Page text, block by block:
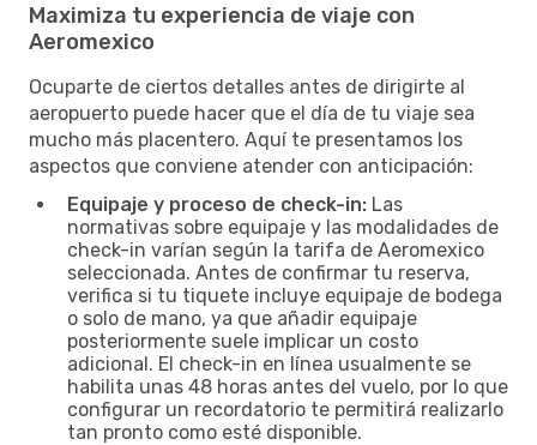
Maximiza tu experiencia de viaje con
Aeromexico
Ocuparte de ciertos detalles antes de dirigirte al
aeropuerto puede hacer que el día de tu viaje sea
mucho más placentero. Aquí te presentamos los
aspectos que conviene atender con anticipación:
Equipaje y proceso de check-in: Las
normativas sobre equipaje y las modalidades de
check-in varían según la tarifa de Aeromexico
seleccionada. Antes de confirmar tu reserva,
verifica si tu tiquete incluye equipaje de bodega
o solo de mano, ya que añadir equipaje
posteriormente suele implicar un costo
adicional. El check-in en línea usualmente se
habilita unas 48 horas antes del vuelo, por lo que
configurar un recordatorio te permitirá realizarlo
tan pronto como esté disponible.